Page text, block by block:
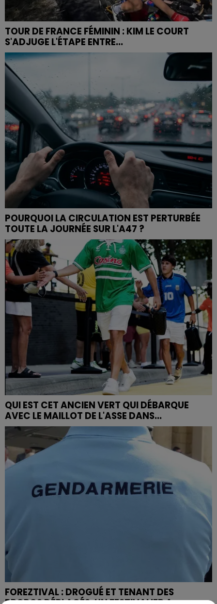
TOUR DE FRANCE FÉMININ : KIM LE COURT
S'ADJUGE L'ÉTAPE ENTRE...
POURQUOI LA CIRCULATION EST PERTURBÉE
TOUTE LA JOURNÉE SUR L'A47 ?
QUI EST CET ANCIEN VERT QUI DÉBARQUE
AVEC LE MAILLOT DE L'ASSE DANS...
FOREZTIVAL : DROGUÉ ET TENANT DES